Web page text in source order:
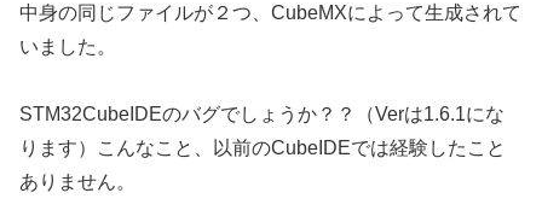
中身の同じファイルが２つ、CubeMXによって生成されて
いました。
STM32CubeIDEのバグでしょうか？？（Verは1.6.1にな
ります）こんなこと、以前のCubeIDEでは経験したこと
ありません。